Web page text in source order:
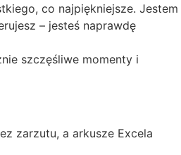
co najpiękniejsze. Jestem
– jesteś naprawdę
szczęśliwe momenty i
zarzutu, a arkusze Excela